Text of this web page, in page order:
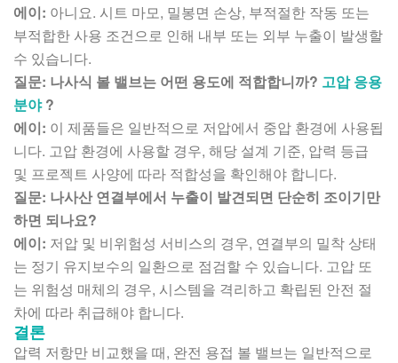
에이: 아니요. 시트 마모, 밀봉면 손상, 부적절한 작동 또는
부적합한 사용 조건으로 인해 내부 또는 외부 누출이 발생할
수 있습니다.
질문: 나사식 볼 밸브는 어떤 용도에 적합합니까? 고압 응용
분야?
에이: 이 제품들은 일반적으로 저압에서 중압 환경에 사용됩
니다. 고압 환경에 사용할 경우, 해당 설계 기준, 압력 등급
및 프로젝트 사양에 따라 적합성을 확인해야 합니다.
질문: 나사산 연결부에서 누출이 발견되면 단순히 조이기만
하면 되나요?
에이: 저압 및 비위험성 서비스의 경우, 연결부의 밀착 상태
는 정기 유지보수의 일환으로 점검할 수 있습니다. 고압 또
는 위험성 매체의 경우, 시스템을 격리하고 확립된 안전 절
차에 따라 취급해야 합니다.
결론
압력 저항만 비교했을 때, 완전 용접 볼 밸브는 일반적으로